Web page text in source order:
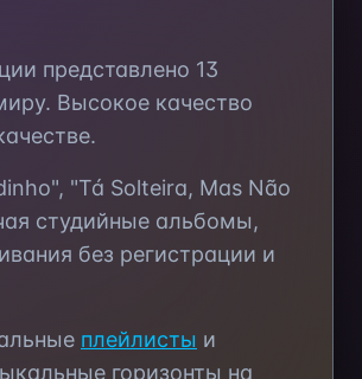
представлено 13
Высокое качество
"Tá Solteira, Mas Não
студийные альбомы,
без регистрации и
плейлисты и
горизонты на